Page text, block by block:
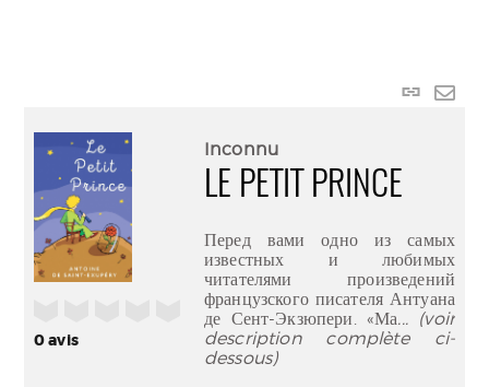
Lien
0avis
Inconnu
LE PETIT PRINCE
Перед вами одно из самых
известных и любимых
читателями произведений
французского писателя Антуана
де Сент-Экзюпери. «Ма... (voir
description complète ci-
dessous)